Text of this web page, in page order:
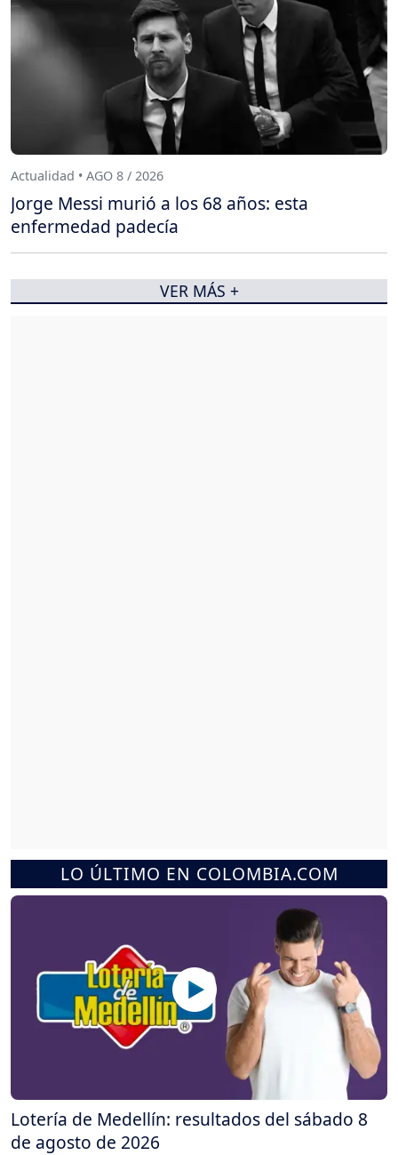
LO ÚLTIMO EN COLOMBIA.COM
Lotería de Medellín: resultados del sábado 8
de agosto de 2026
Actualidad • AGO 8 / 2026
Jorge Messi murió a los 68 años: esta
enfermedad padecía
VER MÁS +